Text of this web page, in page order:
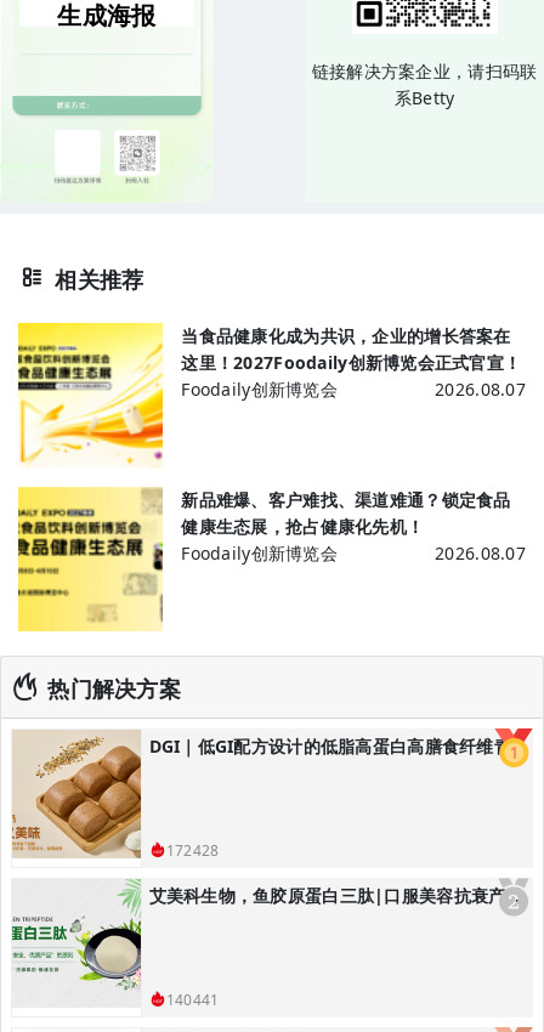
生成海报
链接解决方案企业，请扫码联
系Betty
相关推荐
当食品健康化成为共识，企业的增长答案在
这里！2027Foodaily创新博览会正式官宣！
Foodaily创新博览会
2026.08.07
新品难爆、客户难找、渠道难通？锁定食品
健康生态展，抢占健康化先机！
Foodaily创新博览会
2026.08.07
热门解决方案
DGI｜低GI配方设计的低脂高蛋白高膳食纤维青稞黑全麦馒头/低GI主食解决方案
172428
艾美科生物，鱼胶原蛋白三肽|口服美容抗衰产品解决方案
140441